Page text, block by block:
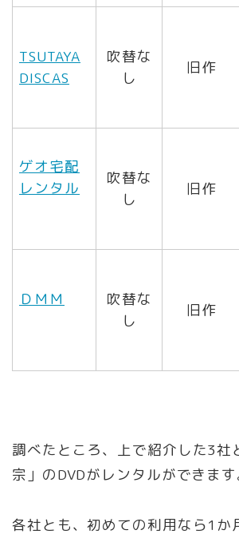
TSUTAYA
DISCAS
吹替な
し
旧作
ゲオ宅配
レンタル
吹替な
し
旧作
ＤＭＭ
吹替な
し
旧作
調べたところ、上で紹介した3社
宗」のDVDがレンタルができます
各社とも、初めての利用なら1か